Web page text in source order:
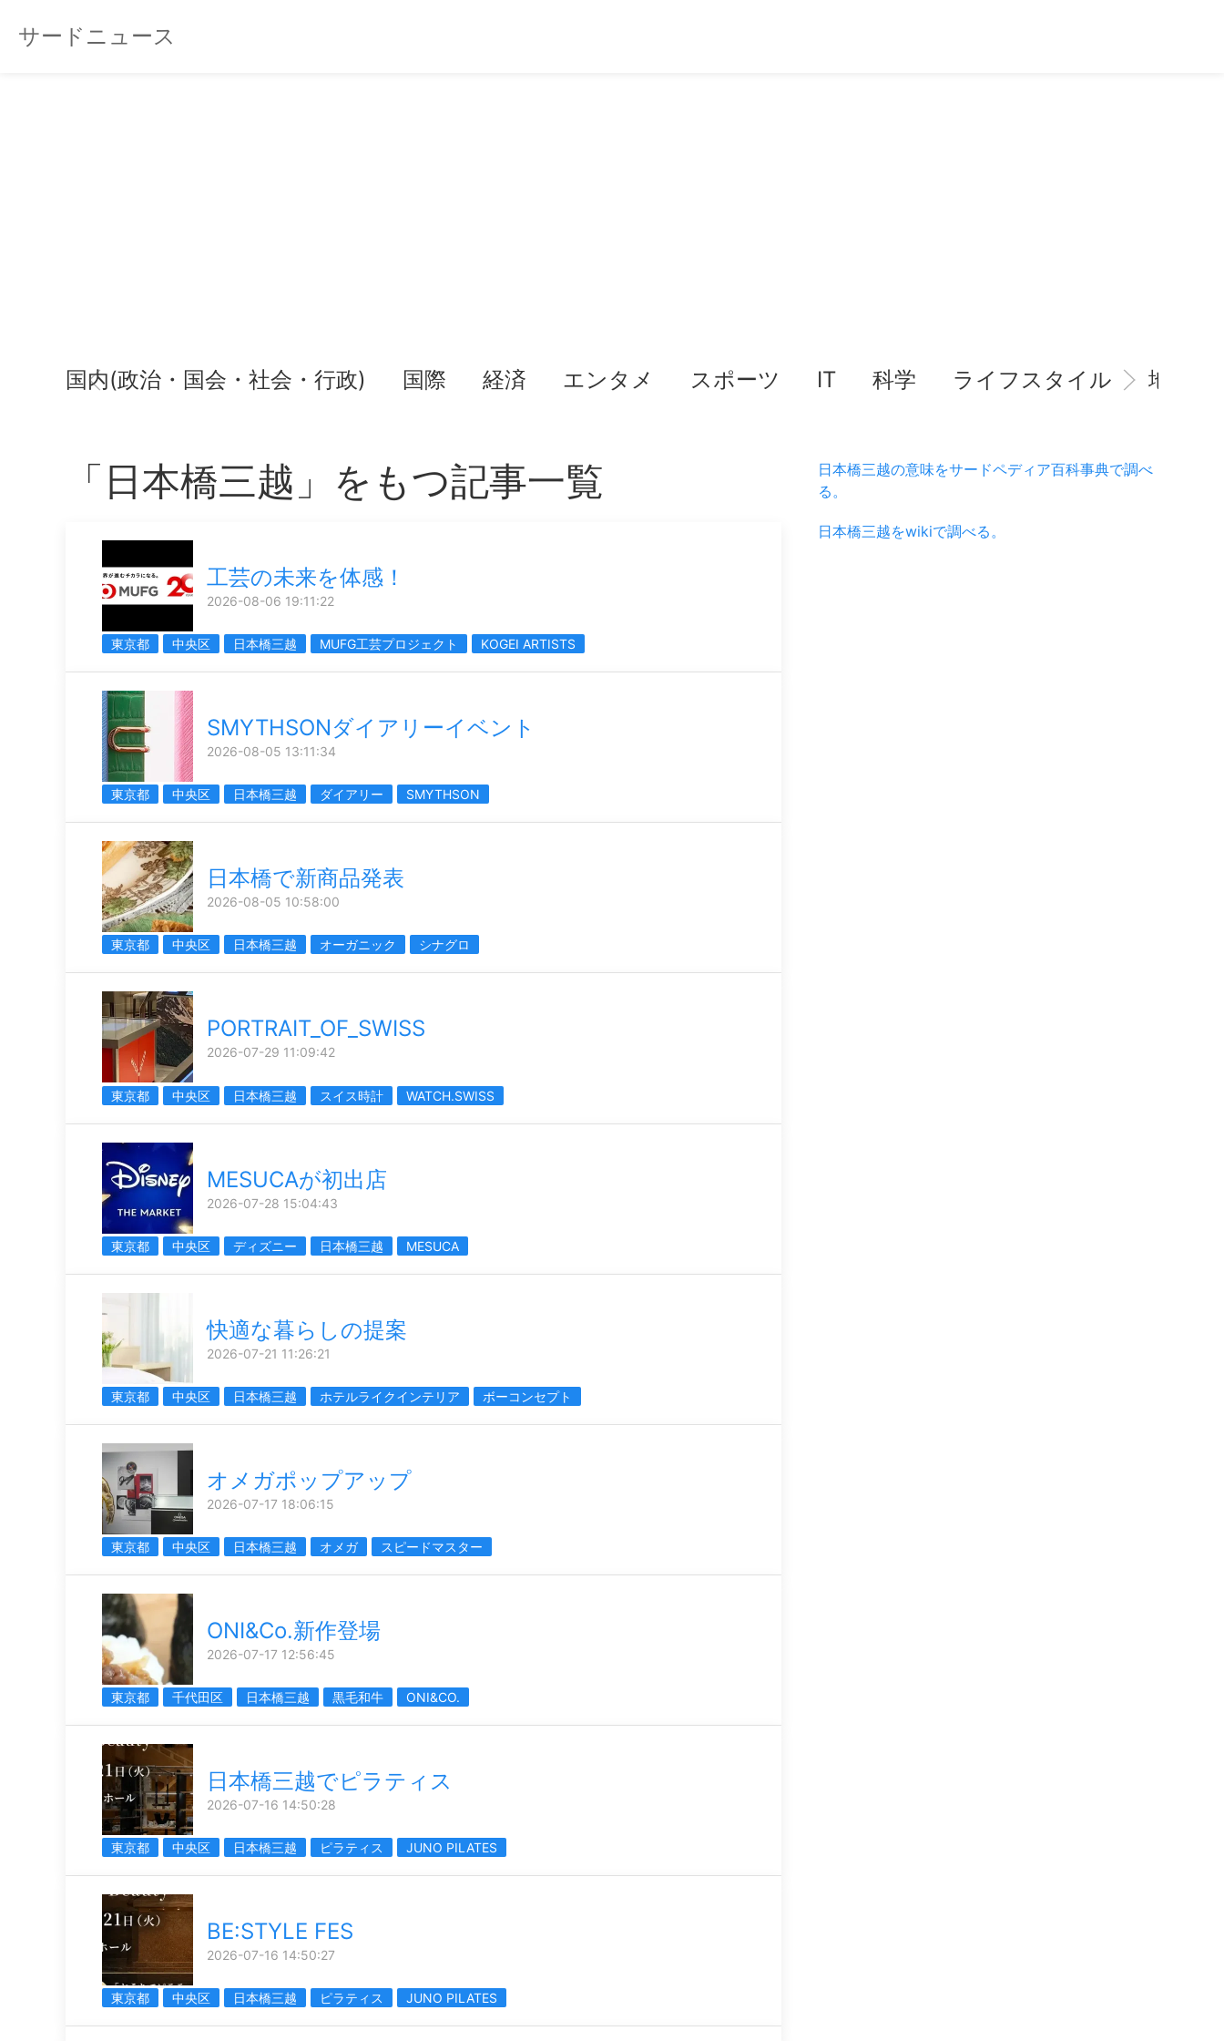
サードニュース
国内(政治・国会・社会・行政) 国際 経済 エンタメ スポーツ IT 科学 ライフスタイル 地域情
「日本橋三越」をもつ記事一覧
工芸の未来を体感！
2026-08-06 19:11:22
東京都 中央区 日本橋三越 MUFG工芸プロジェクト KOGEI ARTISTS
SMYTHSONダイアリーイベント
2026-08-05 13:11:34
東京都 中央区 日本橋三越 ダイアリー SMYTHSON
日本橋で新商品発表
2026-08-05 10:58:00
東京都 中央区 日本橋三越 オーガニック シナグロ
PORTRAIT_OF_SWISS
2026-07-29 11:09:42
東京都 中央区 日本橋三越 スイス時計 WATCH.SWISS
MESUCAが初出店
2026-07-28 15:04:43
東京都 中央区 ディズニー 日本橋三越 MESUCA
快適な暮らしの提案
2026-07-21 11:26:21
東京都 中央区 日本橋三越 ホテルライクインテリア ボーコンセプト
オメガポップアップ
2026-07-17 18:06:15
東京都 中央区 日本橋三越 オメガ スピードマスター
ONI&Co.新作登場
2026-07-17 12:56:45
東京都 千代田区 日本橋三越 黒毛和牛 ONI&CO.
日本橋三越でピラティス
2026-07-16 14:50:28
東京都 中央区 日本橋三越 ピラティス JUNO PILATES
BE:STYLE FES
2026-07-16 14:50:27
東京都 中央区 日本橋三越 ピラティス JUNO PILATES
日本橋三越の意味をサードペディア百科事典で調べ
る。
日本橋三越をwikiで調べる。